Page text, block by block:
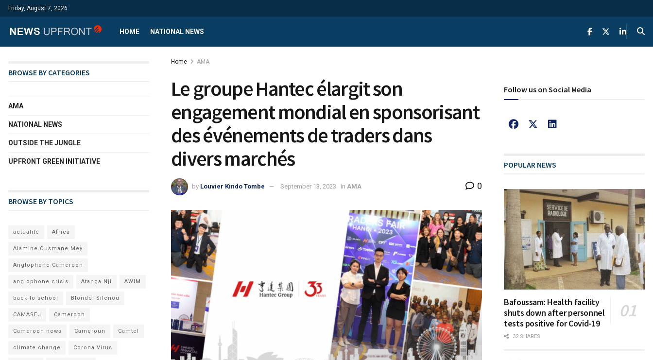
Friday, August 7, 2026
HOME NATIONAL NEWS
Home AMA
Le groupe Hantec élargit son
engagement mondial en sponsorisant
des événements de traders dans
divers marchés
by Louvier Kindo Tombe September 13, 2023 in AMA 0
BROWSE BY CATEGORIES
AMA
NATIONAL NEWS
OUTSIDE THE JUNGLE
UPFRONT GREEN INITIATIVE
BROWSE BY TOPICS
actualité Africa
Alamine Ousmane Mey
Anglophone Cameroon
anglophone crisis Atanga Nji AWIM
back to school Blondel Silenou
CAMASEJ Cameroon
Cameroon news Cameroun Camtel
climate change Corona Virus
Follow us on Social Media
POPULAR NEWS
Bafoussam: Health facility
shuts down after personnel
tests positive for Covid-19
32 SHARES